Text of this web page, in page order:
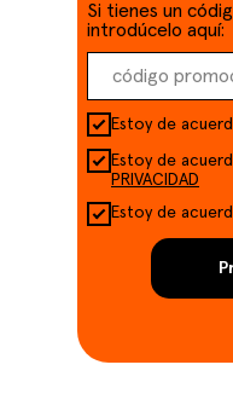
Si tienes un
introdúcelo aquí:
Estoy de
Estoy de
PRIVACIDAD
Estoy de